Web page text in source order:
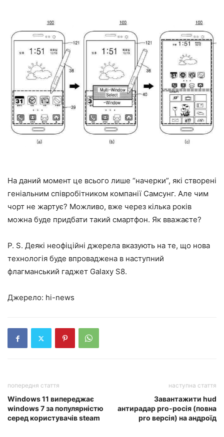
На даний момент це всього лише “начерки”, які створені
геніальним співробітником компанії Самсунг. Але чим
чорт не жартує? Можливо, вже через кілька років
можна буде придбати такий смартфон. Як вважаєте?
P. S. Деякі неофіційні джерела вказують на те, що нова
технологія буде впроваджена в наступний
флагманський гаджет Galaxy S8.
Джерело: hi-news
попередня стаття
Windows 11 випереджає
windows 7 за популярністю
серед користувачів steam
наступна стаття
Завантажити hud
антирадар pro-росія (повна
pro версія) на андроїд